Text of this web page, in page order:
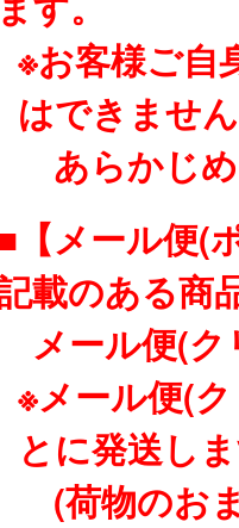
※お客様ご自
はできませ
あらかじ
【メール便(
載のある商
メール便(ク
※メール便(
とに発送し
(荷物のお